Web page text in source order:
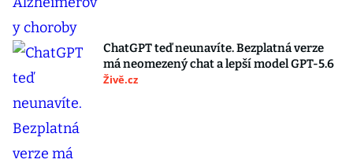
ChatGPT teď neunavíte. Bezplatná verze
má neomezený chat a lepší model GPT-5.6
Živě.cz